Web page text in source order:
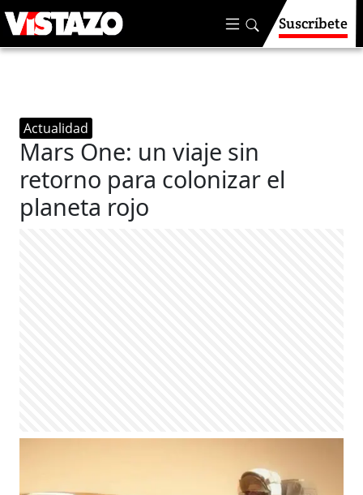
Suscríbete
Actualidad
Mars One: un viaje sin
retorno para colonizar el
planeta rojo